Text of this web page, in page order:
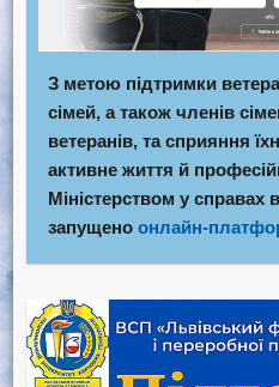
З метою підтримки
сімей, а також членів
ветеранів, та сприяння
активне життя й
Міністерством у справах
запущено онлайн-